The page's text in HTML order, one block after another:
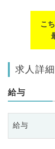
こ
求人詳細
給与
給与